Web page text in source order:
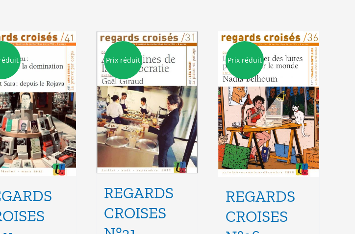
Prix réduit
REGARDS
CROISES
Prix réduit
REGARDS
CROISES